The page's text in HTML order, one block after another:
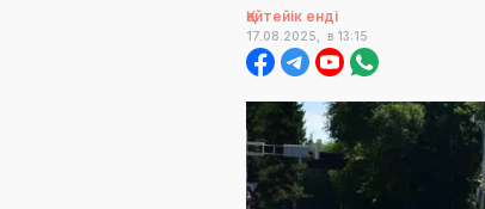
Қайтейік енді
17.08.2025, в 13:15